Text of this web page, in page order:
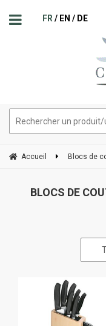
FR EN DE
Accueil Blocs de
BLOCS DE